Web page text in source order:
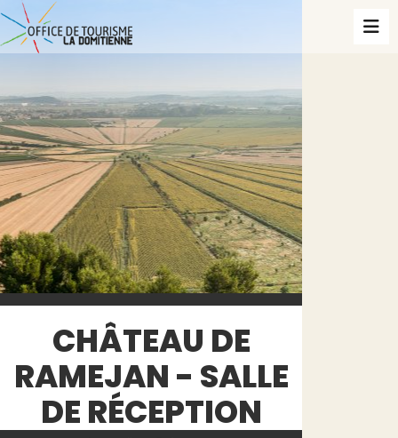
CHÂTEAU DE
RAMEJAN - SALLE
DE RÉCEPTION